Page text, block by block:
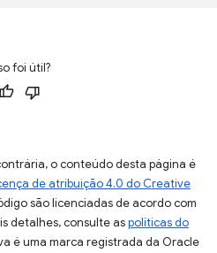
foi útil?
o conteúdo desta página é
de atribuição 4.0 do Creative
são licenciadas de acordo com
detalhes, consulte aspolíticas do
é uma marca registrada da Oracle